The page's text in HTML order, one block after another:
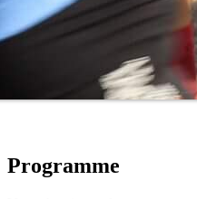
Programme